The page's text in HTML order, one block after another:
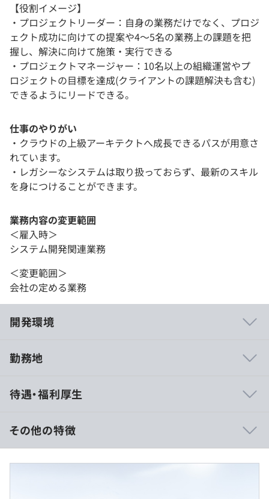
【役割イメージ】
・プロジェクトリーダー：自身の業務だけでなく、プロジ
ェクト成功に向けての提案や4～5名の業務上の課題を把
握し、解決に向けて施策・実行できる
・プロジェクトマネージャー：10名以上の組織運営やプ
ロジェクトの目標を達成(クライアントの課題解決も含む)
できるようにリードできる。
仕事のやりがい
・クラウドの上級アーキテクトへ成長できるパスが用意さ
れています。
・レガシーなシステムは取り扱っておらず、最新のスキル
を身につけることができます。
業務内容の変更範囲
＜雇入時＞
システム開発関連業務
＜変更範囲＞
会社の定める業務
開発環境
勤務地
待遇・福利厚生
月給：487,500円～
基本給：402,200円～
その他の特徴